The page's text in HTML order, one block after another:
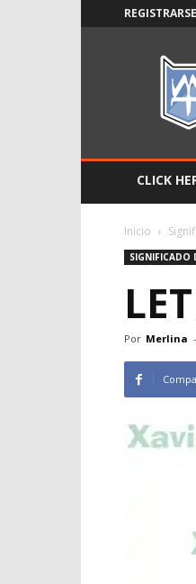
Miedoteca
CLICK
Inicio
SIGNIFICADO
Por Merlina -